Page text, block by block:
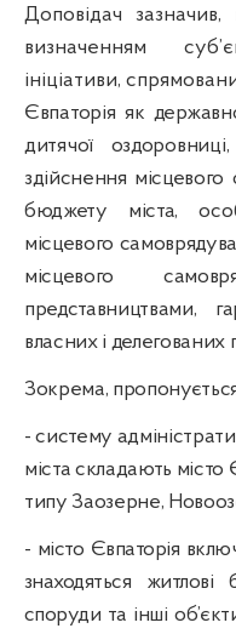
Доповідач
визначенням
ініціативи,
Євпаторія як
дитячої
здійснення
бюджету міста,
місцевого
місцевого
представництвами,
власних і
Зокрема,
- систему
міста складають місто
типу Заозерне,
- місто Євпаторія
знаходяться житлові
споруди та інші